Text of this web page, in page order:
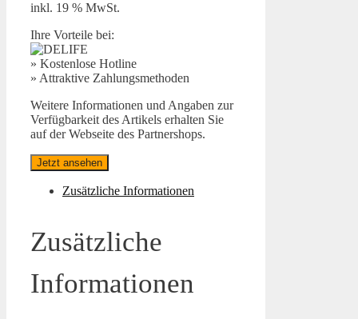
inkl. 19 % MwSt.
Ihre Vorteile bei:
» Kostenlose Hotline
» Attraktive Zahlungsmethoden
Weitere Informationen und Angaben zur
Verfügbarkeit des Artikels erhalten Sie
auf der Webseite des Partnershops.
Jetzt ansehen
Zusätzliche Informationen
Zusätzliche
Informationen